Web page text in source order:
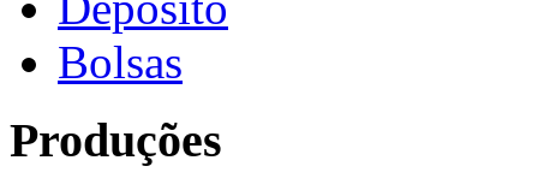
Bolsas
Produções